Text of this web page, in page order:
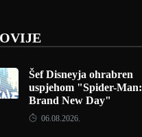
Šef Disneyja ohrabren
uspjehom "Spider-Man:
Brand New Day"
06.08.2026.